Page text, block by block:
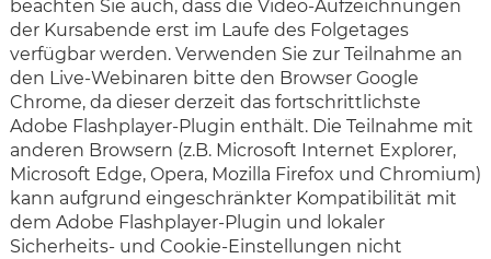
beachten Sie auch, dass die Video-Aufzeichnungen
der Kursabende erst im Laufe des Folgetages
verfügbar werden. Verwenden Sie zur Teilnahme an
den Live-Webinaren bitte den Browser Google
Chrome, da dieser derzeit das fortschrittlichste
Adobe Flashplayer-Plugin enthält. Die Teilnahme mit
anderen Browsern (z.B. Microsoft Internet Explorer,
Microsoft Edge, Opera, Mozilla Firefox und Chromium)
kann aufgrund eingeschränkter Kompatibilität mit
dem Adobe Flashplayer-Plugin und lokaler
Sicherheits- und Cookie-Einstellungen nicht